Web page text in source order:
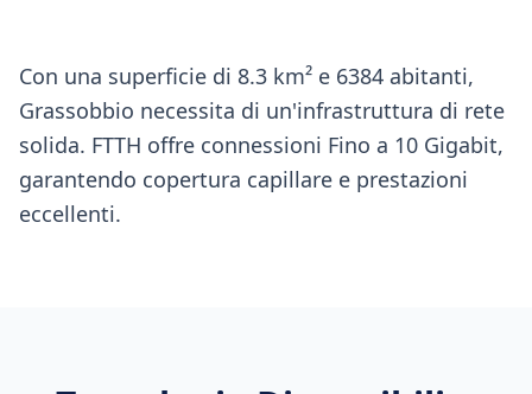
Con una superficie di 8.3 km² e 6384 abitanti,
Grassobbio necessita di un'infrastruttura di rete
solida. FTTH offre connessioni Fino a 10 Gigabit,
garantendo copertura capillare e prestazioni
eccellenti.